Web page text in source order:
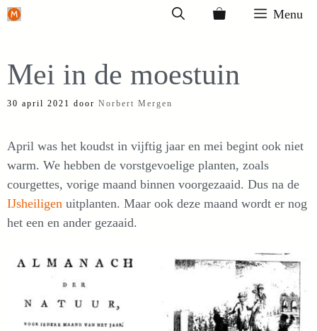
Ga
inhoud
Menu
Mei in de moestuin
30 april 2021 door Norbert Mergen
April was het koudst in vijftig jaar en mei begint ook niet
warm. We hebben de vorstgevoelige planten, zoals
courgettes, vorige maand binnen voorgezaaid. Dus na de
IJsheiligen uitplanten. Maar ook deze maand wordt er nog
het een en ander gezaaid.